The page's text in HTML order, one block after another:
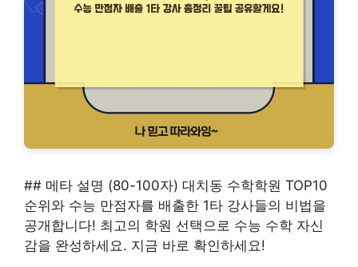
## 메타 설명 (80-100자) 대치동 수학학원 TOP10
순위와 수능 만점자를 배출한 1타 강사들의 비법을
공개합니다! 최고의 학원 선택으로 수능 수학 자신
감을 완성하세요. 지금 바로 확인하세요!